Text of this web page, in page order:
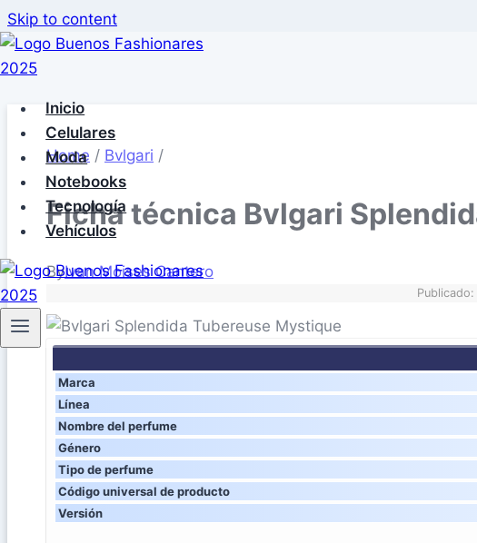
Skip to content
Inicio
Celulares
Moda
Notebooks
Tecnología
Vehículos
Home / Bvlgari /
Ficha técnica Bvlgari
ByIvan Moises Cantero
Marca
Línea
Nombre del perfume
Género
Tipo de perfume
Código universal de producto
Versión